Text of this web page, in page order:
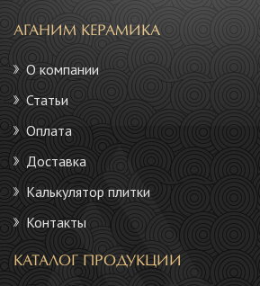
АГАНИМ КЕРАМИКА
О компании
Статьи
Оплата
Доставка
Калькулятор плитки
Контакты
КАТАЛОГ ПРОДУКЦИИ